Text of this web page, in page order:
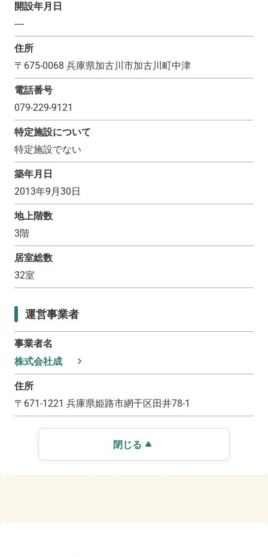
開設年月日
―
住所
〒 675-0068 兵庫県加古川市加古川町中津
電話番号
079-229-9121
特定施設について
特定施設でない
築年月日
2013年9月30日
地上階数
3階
居室総数
32室
運営事業者
事業者名
株式会社成
住所
〒 671-1221 兵庫県姫路市網干区田井78-1
閉じる